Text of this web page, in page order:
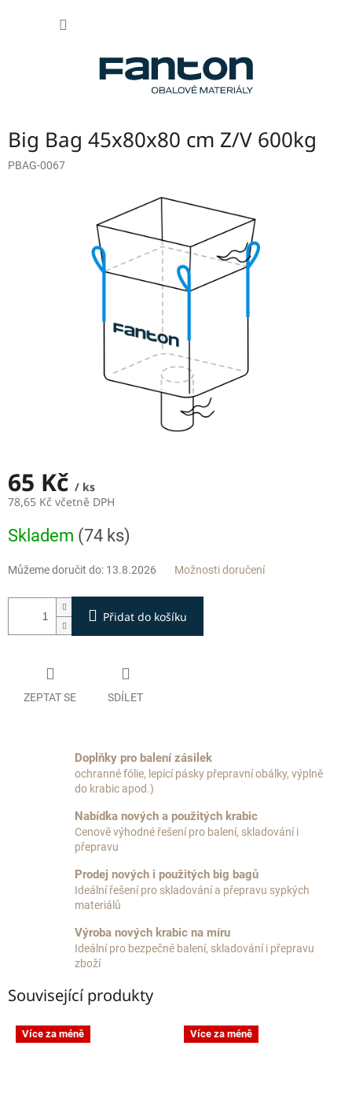
Big Bag 45x80x80 cm Z/V 600kg
PBAG-0067
65 Kč / ks
78,65 Kč včetně DPH
cena:
Skladem (74 ks)
Můžeme doručit do: 13.8.2026 Možnosti doručení
Přidat do košíku
ZEPTAT SE SDÍLET
Doplňky pro balení zásilek
ochranné fólie, lepící pásky přepravní obálky, výplně
do krabic apod.)
Nabídka nových a použitých krabic
Cenově výhodné řešení pro balení, skladování i
přepravu
Prodej nových i použitých big bagů
Ideální řešení pro skladování a přepravu sypkých
materiálů
Výroba nových krabic na míru
Ideální pro bezpečné balení, skladování i přepravu
zboží
Související produkty
Více za méně Více za méně